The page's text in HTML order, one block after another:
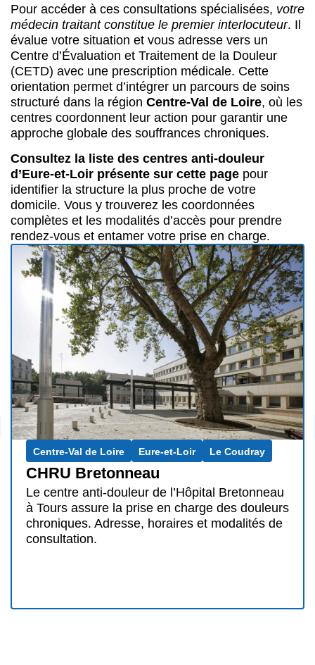
Consultez la liste des centres anti-douleur
d’Eure-et-Loir présente sur cette pagepour
identifier la structure la plus proche de votre
domicile. Vous y trouverez les coordonnées
complètes et les modalités d’accès pour prendre
rendez-vous et entamer votre prise en charge.
Centre-Val de Loire Eure-et-Loir Le Coudray
CHRU Bretonneau
Le centre anti-douleur de l’Hôpital Bretonneau
à Tours assure la prise en charge des douleurs
chroniques. Adresse, horaires et modalités de
consultation.